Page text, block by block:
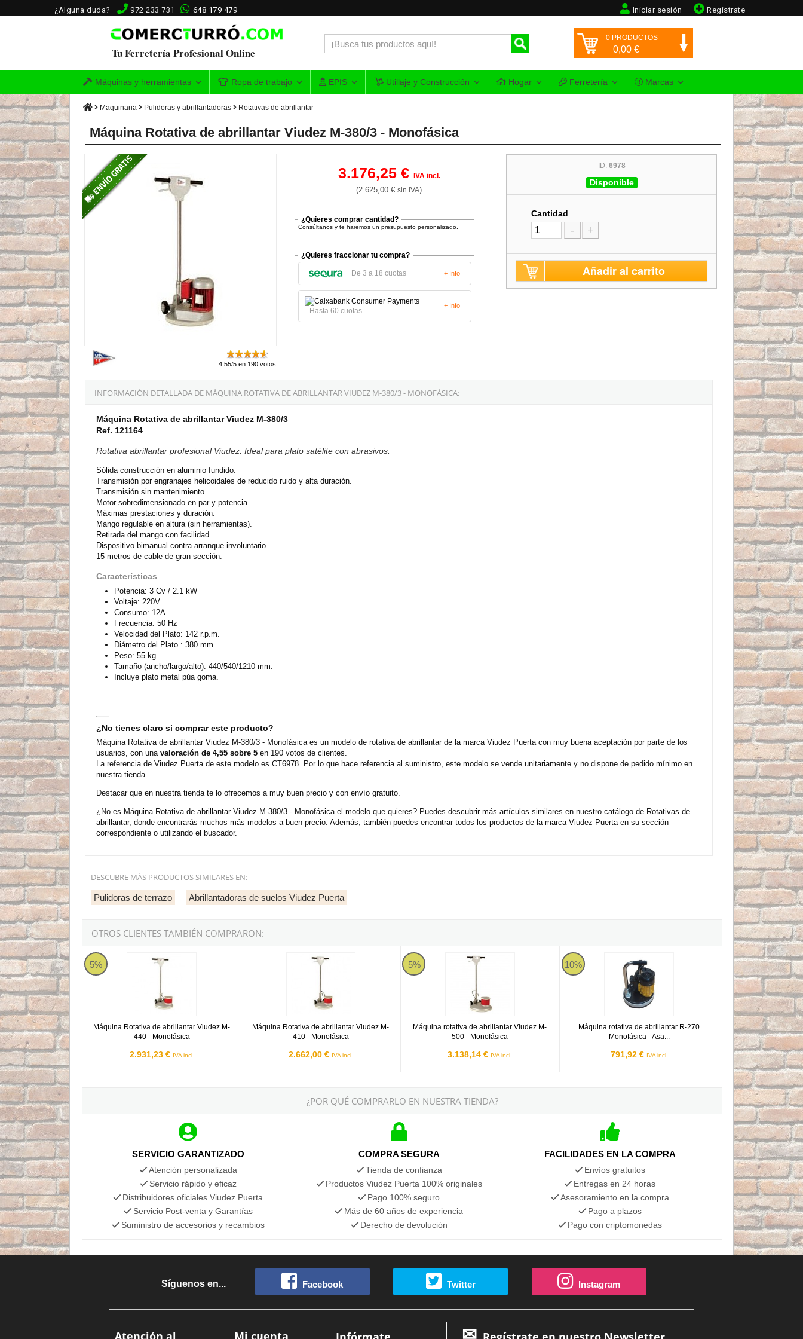
¿Alguna duda? 972 233 731 648 179 479 Regístrate
Iniciar sesión
Tu Ferretería Profesional Online
0 PRODUCTOS
0,00 €
Máquinas y herramientas Ropa de trabajo EPIS Utillaje y Construcción Hogar Ferretería Marcas
Maquinaria Pulidoras y abrillantadoras Rotativas de abrillantar
Máquina Rotativa de abrillantar Viudez M-380/3 - Monofásica
4.55/5 en 190 votos
3.176,25 € IVA incl.
(2.625,00 €sin IVA)
¿Quieres comprar cantidad?
Consúltanos y te haremos un presupuesto personalizado.
¿Quieres fraccionar tu compra?
De 3 a 18 cuotas + Info
Hasta 60 cuotas
+ Info
ID: 6978
Disponible
Cantidad
- +
Añadir al carrito
INFORMACIÓN DETALLADA DE MÁQUINA ROTATIVA DE ABRILLANTAR VIUDEZ M-380/3 - MONOFÁSICA:
Máquina Rotativa de abrillantar Viudez M-380/3
Ref. 121164
Rotativa abrillantar profesional Viudez. Ideal para plato satélite con abrasivos.
Sólida construcción en aluminio fundido.
Transmisión por engranajes helicoidales de reducido ruido y alta duración.
Transmisión sin mantenimiento.
Motor sobredimensionado en par y potencia.
Máximas prestaciones y duración.
Mango regulable en altura (sin herramientas).
Retirada del mango con facilidad.
Dispositivo bimanual contra arranque involuntario.
15 metros de cable de gran sección.
Características
Potencia: 3 Cv / 2.1 kW
Voltaje: 220V
Consumo: 12A
Frecuencia: 50 Hz
Velocidad del Plato: 142 r.p.m.
Diámetro del Plato : 380 mm
Peso: 55 kg
Tamaño (ancho/largo/alto): 440/540/1210 mm.
Incluye plato metal púa goma.
¿No tienes claro si comprar este producto?
Máquina Rotativa de abrillantar Viudez M-380/3 - Monofásica es un modelo de rotativa de abrillantar de la marca Viudez Puerta con muy buena aceptación por parte de los
usuarios, con una valoración de 4,55 sobre 5 en 190 votos de clientes.
La referencia de Viudez Puerta de este modelo es CT6978. Por lo que hace referencia al suministro, este modelo se vende unitariamente y no dispone de pedido mínimo en
nuestra tienda.
Destacar que en nuestra tienda te lo ofrecemos a muy buen precio y con envío gratuito.
¿No es Máquina Rotativa de abrillantar Viudez M-380/3 - Monofásica el modelo que quieres? Puedes descubrir más artículos similares en nuestro catálogo de Rotativas de
abrillantar, donde encontrarás muchos más modelos a buen precio. Además, también puedes encontrar todos los productos de la marca Viudez Puerta en su sección
correspondiente o utilizando el buscador.
DESCUBRE MÁS PRODUCTOS SIMILARES EN:
Pulidoras de terrazo Abrillantadoras de suelos Viudez Puerta
OTROS CLIENTES TAMBIÉN COMPRARON:
5%
Máquina Rotativa de abrillantar Viudez M-
440 - Monofásica
2.931,23 € IVA incl.
Máquina Rotativa de abrillantar Viudez M-440 - Monofásica
Máquina Rotativa de abrillantar Viudez M-
410 - Monofásica
2.662,00 € IVA incl.
Máquina Rotativa de abrillantar Viudez M-410 - Monofásica
5%
Máquina rotativa de abrillantar Viudez M-
500 - Monofásica
3.138,14 € IVA incl.
Máquina rotativa de abrillantar Viudez M-500 - Monofásica
10%
Máquina rotativa de abrillantar R-270
Monofásica - Asa...
791,92 € IVA incl.
Máquina rotativa de abrillantar R-270 Monofásica - Asa tubo
¿POR QUÉ COMPRARLO EN NUESTRA TIENDA?
SERVICIO GARANTIZADO
Atención personalizada
Servicio rápido y eficaz
Distribuidores oficiales Viudez Puerta
Servicio Post-venta y Garantías
Suministro de accesorios y recambios
COMPRA SEGURA
Tienda de confianza
Productos Viudez Puerta 100% originales
Pago 100% seguro
Más de 60 años de experiencia
Derecho de devolución
FACILIDADES EN LA COMPRA
Envíos gratuitos
Entregas en 24 horas
Asesoramiento en la compra
Pago a plazos
Pago con criptomonedas
Síguenos en... Facebook Twitter Instagram
Atención al Mi cuenta